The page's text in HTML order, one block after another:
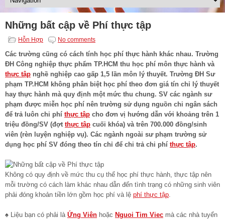
Những bất cập về Phí thực tập
Hỗn Hợp No comments
Các trường cũng có cách tính học phí thực hành khác nhau. Trường
ĐH Công nghiệp thực phẩm TP.HCM thu học phí môn thực hành và
thực tập nghề nghiệp cao gấp 1,5 lần môn lý thuyết. Trường ĐH Sư
phạm TP.HCM không phân biệt học phí theo đơn giá tín chỉ lý thuyết
hay thực hành mà quy định một mức thu chung. SV các ngành sư
phạm được miễn học phí nên trường sử dụng nguồn chi ngân sách
để trả luôn chi phí thực tập cho đơn vị hướng dẫn với khoảng trên 1
triệu đồng/SV (đợt thực tập cuối khóa) và trên 700.000 đồng/sinh
viên (rèn luyện nghiệp vụ). Các ngành ngoài sư phạm trường sử
dụng học phí SV đóng theo tín chỉ để chi trả chi phí thực tập.
Không có quy định về mức thu cụ thể học phí thực hành, thực tập nên
mỗi trường có cách làm khác nhau dẫn đến tình trạng có những sinh viên
phải đóng khoản tiền lớn gồm học phí và lệ phí thực tập
♠ Liệu bạn có phải là Ứng Viên hoặc Nguoi Tim Viec mà các nhà tuyển